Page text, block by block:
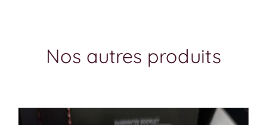
Nos autres produits